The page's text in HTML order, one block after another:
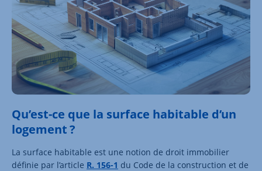
Qu’est-ce que la surface habitable d’un
logement ?
La surface habitable est une notion de droit immobilier
définie par l’article R. 156-1 du Code de la construction et de